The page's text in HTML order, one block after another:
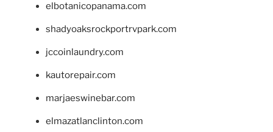
elbotanicopanama.com
shadyoaksrockportrvpark.com
jccoinlaundry.com
kautorepair.com
marjaeswinebar.com
elmazatlanclinton.com